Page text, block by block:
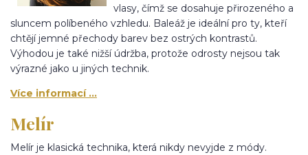
vlasy, čímž se dosahuje přirozeného a
sluncem políbeného vzhledu. Baleáž je ideální pro ty, kteří
chtějí jemné přechody barev bez ostrých kontrastů.
Výhodou je také nižší údržba, protože odrosty nejsou tak
výrazné jako u jiných technik.
Více informací ...
Melír
Melír je klasická technika, která nikdy nevyjde z módy.